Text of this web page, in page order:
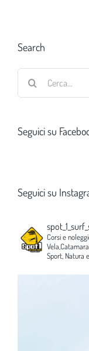
Search
Seguici su
Seguici su
Corsi e
Sport, Natura